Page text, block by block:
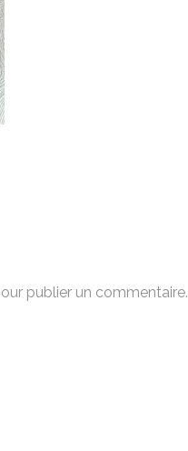
publier un commentaire.